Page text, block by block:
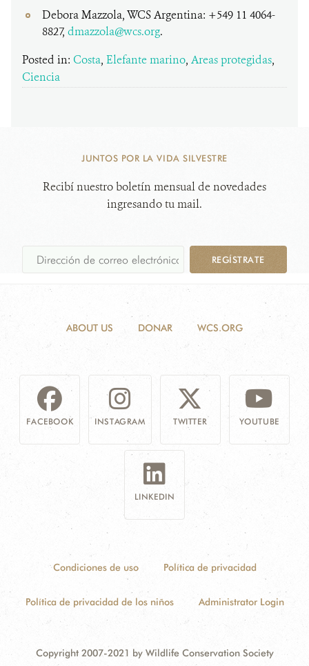
Debora Mazzola, WCS Argentina: +549 11 4064-
8827, dmazzola@wcs.org.
Posted in: Costa, Elefante marino, Areas protegidas,
Ciencia
JUNTOS POR LA VIDA SILVESTRE
Recibí nuestro boletín mensual de novedades
ingresando tu mail.
REGÍSTRATE
ABOUT US DONAR WCS.ORG
FACEBOOK INSTAGRAM TWITTER YOUTUBE
LINKEDIN
Condiciones de uso Política de privacidad
Política de privacidad de los niños Administrator Login
Copyright 2007-2021 by Wildlife Conservation Society